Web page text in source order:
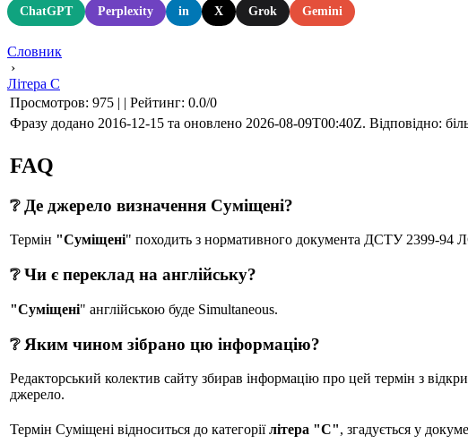
ChatGPT Perplexity in X Grok Gemini
Словник
›
Літера С
Просмотров: 975 | | Рейтинг: 0.0/0
Фразу додано 2016-12-15 та оновлено 2026-08-09T00:40Z. Відповідно:
FAQ
❔ Де джерело визначення Суміщені?
Термін "Суміщені" походить з нормативного документа ДСТУ 2399-
❔ Чи є переклад на англійську?
"Суміщені" англійською буде Simultaneous.
❔ Яким чином зібрано цю інформацію?
Редакторський колектив сайту збирав інформацію про цей термін з
джерело.
Термін Суміщені відноситься до категоріїлітера "С", згадується у